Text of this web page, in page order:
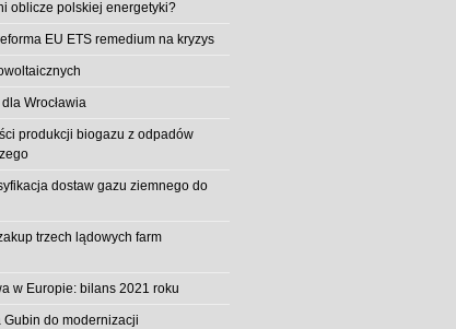
oblicze polskiej energetyki?
EU ETS remedium na kryzys
Wrocławia
produkcji biogazu z odpadów
dostaw gazu ziemnego do
trzech lądowych farm
w Europie: bilans 2021 roku
Gubin do modernizacji